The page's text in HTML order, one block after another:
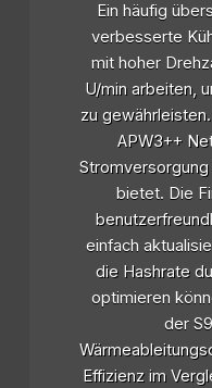
Ein häufig
verbesserte
mit hoher
U/min arbeiten,
zu
APW3++
bietet. Die
einfach
die Hashrate
optimieren
der
Effizienz im